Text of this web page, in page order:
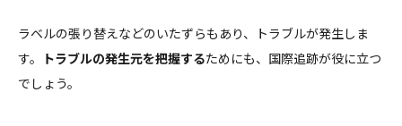
ラベルの張り替えなどのいたずらもあり、トラブルが発生しま
す。
トラブルの発生元を把握するためにも、国際追跡が役に立つ
でしょう。